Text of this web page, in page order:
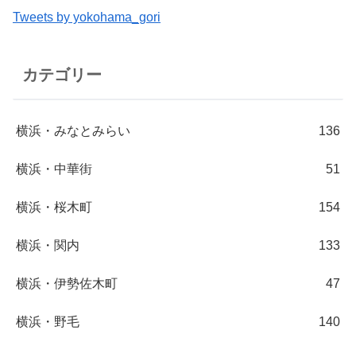
Tweets by yokohama_gori
カテゴリー
横浜・みなとみらい 136
横浜・中華街 51
横浜・桜木町 154
横浜・関内 133
横浜・伊勢佐木町 47
横浜・野毛 140